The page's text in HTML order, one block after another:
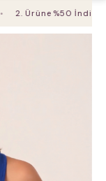
2. Ürüne %50 İndirim